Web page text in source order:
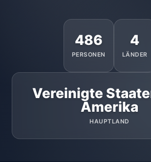
486
PERSONEN
4
LÄNDER
Vereinigte
Amerika
HAUPTLAND